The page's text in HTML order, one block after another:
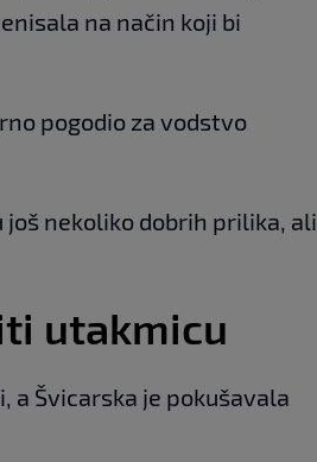
na način koji bi
pogodio za vodstvo
još nekoliko dobrih prilika, ali
utakmicu
a Švicarska je pokušavala